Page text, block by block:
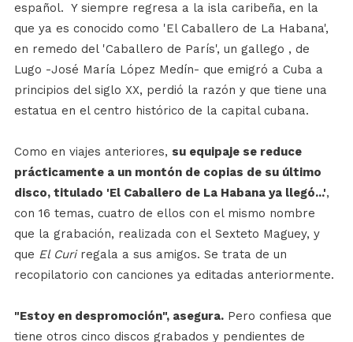
español. Y siempre regresa a la isla caribeña, en la
que ya es conocido como 'El Caballero de La Habana',
en remedo del 'Caballero de París', un gallego , de
Lugo -José María López Medín- que emigró a Cuba a
principios del siglo XX, perdió la razón y que tiene una
estatua en el centro histórico de la capital cubana.
Como en viajes anteriores, su equipaje se reduce
prácticamente a un montón de copias de su último
disco, titulado 'El Caballero de La Habana ya llegó...',
con 16 temas, cuatro de ellos con el mismo nombre
que la grabación, realizada con el Sexteto Maguey, y
que El Curi regala a sus amigos. Se trata de un
recopilatorio con canciones ya editadas anteriormente.
"Estoy en despromoción", asegura.Pero confiesa que
tiene otros cinco discos grabados y pendientes de